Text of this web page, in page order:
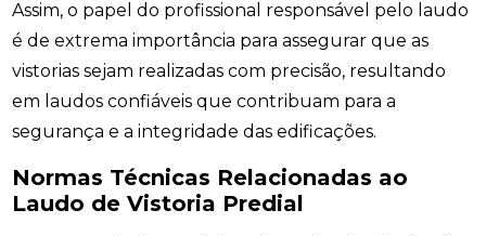
Assim, o papel do profissional responsável pelo laudo
é de extrema importância para assegurar que as
vistorias sejam realizadas com precisão, resultando
em laudos confiáveis que contribuam para a
segurança e a integridade das edificações.
Normas Técnicas Relacionadas ao
Laudo de Vistoria Predial